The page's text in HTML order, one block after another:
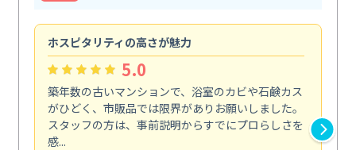
ホスピタリティの高さが魅力
5.0
築年数の古いマンションで、浴室のカビや石鹸カス
がひどく、市販品では限界がありお願いしました。
スタッフの方は、事前説明からすでにプロらしさを
感...